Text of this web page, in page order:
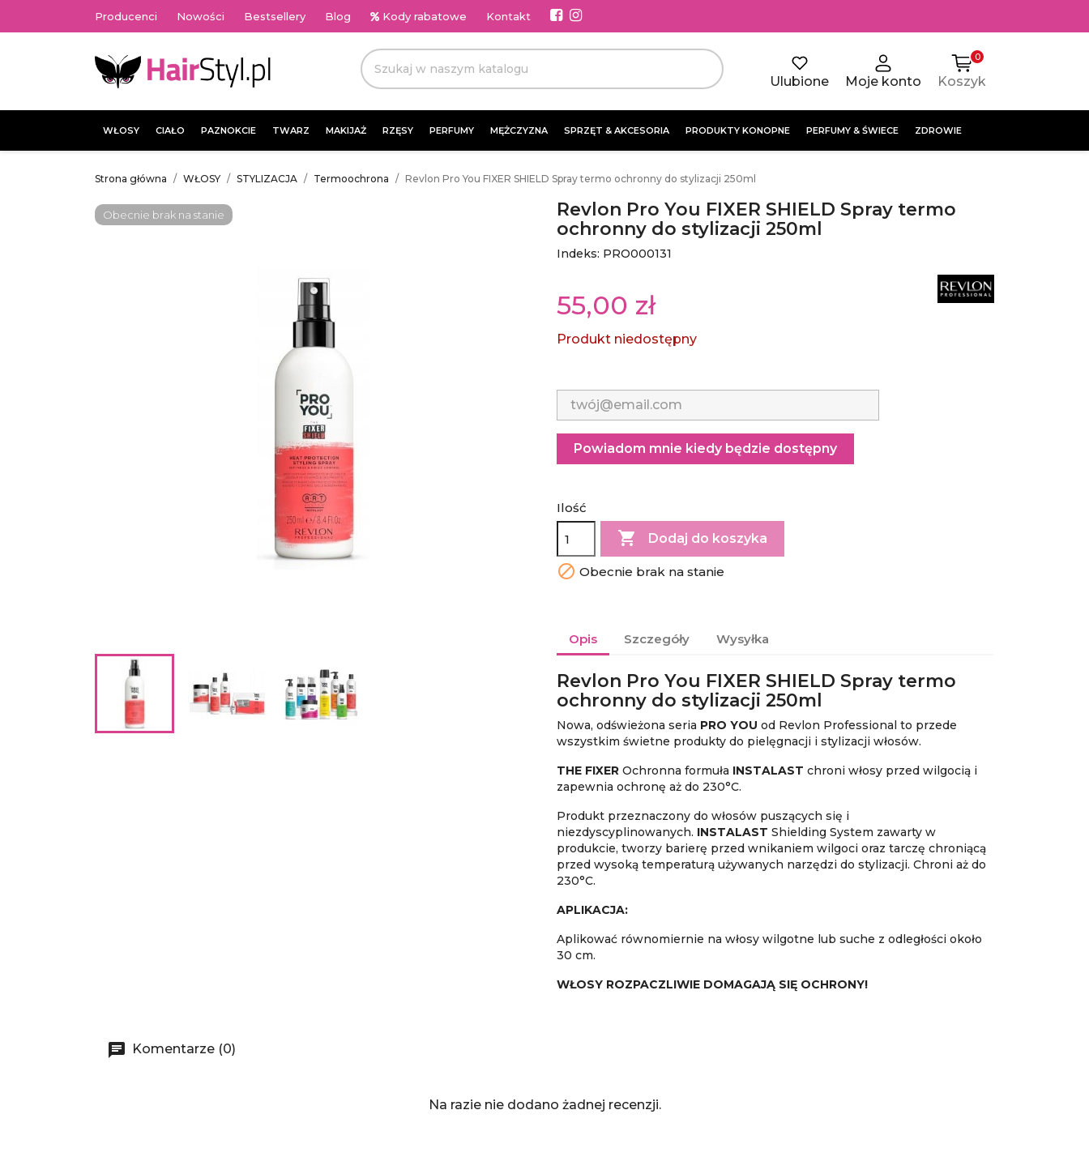
Producenci Nowości Bestsellery Blog Kody rabatowe Kontakt
Koszyk
0
Moje konto
Ulubione
WŁOSY CIAŁO PAZNOKCIE TWARZ MAKIJAŻ RZĘSY PERFUMY MĘŻCZYZNA SPRZĘT & AKCESORIA PRODUKTY KONOPNE PERFUMY & ŚWIECE ZDROWIE
Strona główna WŁOSY STYLIZACJA Termoochrona Revlon Pro You FIXER SHIELD Spray termo ochronny do stylizacji 250ml
Obecnie brak na stanie
Revlon Pro You FIXER SHIELD Spray termo
ochronny do stylizacji 250ml
Indeks: PRO000131
55,00 zł
Produkt niedostępny
Powiadom mnie kiedy będzie dostępny
Ilość
 Dodaj do koszyka
 Obecnie brak na stanie
Opis Szczegóły Wysyłka
Revlon Pro You FIXER SHIELD Spray termo
ochronny do stylizacji 250ml
Nowa, odświeżona seria PRO YOU od Revlon Professional to przede
wszystkim świetne produkty do pielęgnacji i stylizacji włosów.
THE FIXER Ochronna formuła INSTALAST chroni włosy przed wilgocią i
zapewnia ochronę aż do 230°C.
Produkt przeznaczony do włosów puszących się i
niezdyscyplinowanych. INSTALAST Shielding System zawarty w
produkcie, tworzy barierę przed wnikaniem wilgoci oraz tarczę chroniącą
przed wysoką temperaturą używanych narzędzi do stylizacji. Chroni aż do
230°C.
APLIKACJA:
Aplikować równomiernie na włosy wilgotne lub suche z odległości około
30 cm.
WŁOSY ROZPACZLIWIE DOMAGAJĄ SIĘ OCHRONY!
Komentarze (0)
Na razie nie dodano żadnej recenzji.